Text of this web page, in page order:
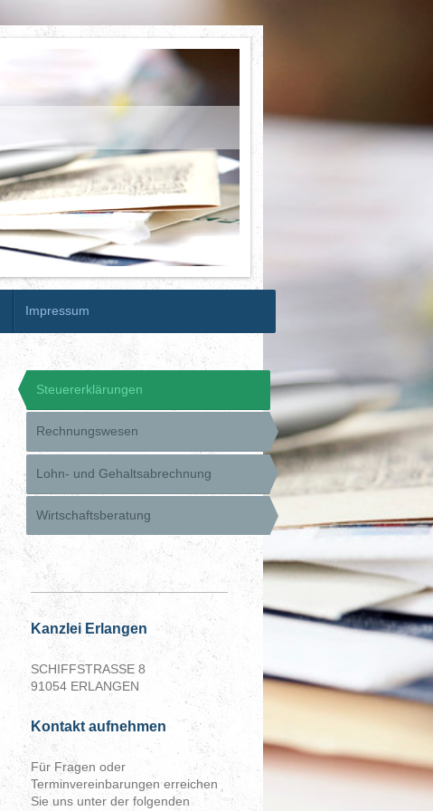
Impressum
Steuererklärungen
Rechnungswesen
Lohn- und Gehaltsabrechnung
Wirtschaftsberatung
Kanzlei Erlangen
SCHIFFSTRASSE 8
91054 ERLANGEN
Kontakt aufnehmen
Für Fragen oder
Terminvereinbarungen erreichen
Sie uns unter der folgenden